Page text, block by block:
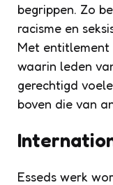
begrippen. Zo
racisme en
Met entitlement
waarin leden
gerechtigd
boven die van
Esseds werk